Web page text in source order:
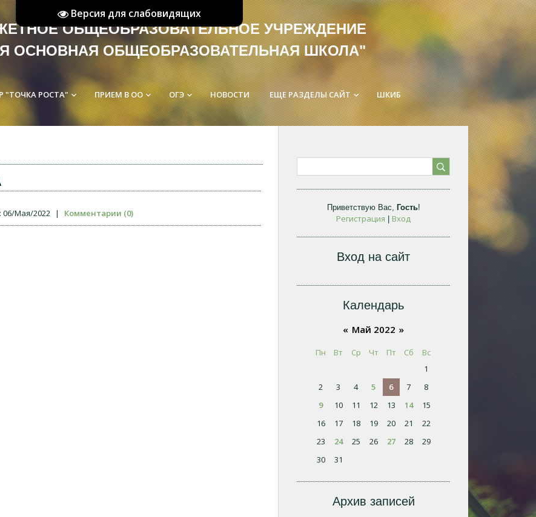
Версия для слабовидящих
ОБЩЕОБРАЗОВАТЕЛЬНОЕ УЧРЕЖДЕНИЕ
ОСНОВНАЯ ОБЩЕОБРАЗОВАТЕЛЬНАЯ ШКОЛА"
"ТОЧКА РОСТА"keyboard_arrow_down ПРИЕМ В ООkeyboard_arrow_down ОГЭkeyboard_arrow_down НОВОСТИ ЕЩЕ РАЗДЕЛЫ САЙТkeyboard_arrow_down ШКИБ
06/Мая/2022 | Комментарии (0)
Приветствую Вас, Гость!
Регистрация Вход
Вход на сайт
Календарь
« Май 2022 »
Пн Вт Ср Чт Пт Сб
Вс
1
2
3 4 5 6 7
8
9
10 11 12 13 14
15
16
17 18 19 20 21
22
23
24 25 26 27 28
29
30
31
Архив записей